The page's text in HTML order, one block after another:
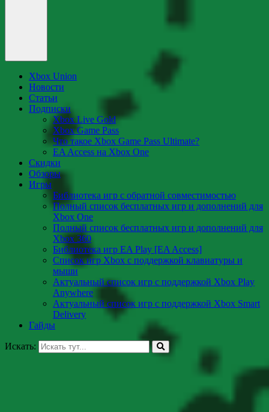
Xbox Union
Новости
Статьи
Подписки
Xbox Live Gold
Xbox Game Pass
Что такое Xbox Game Pass Ultimate?
EA Access на Xbox One
Скидки
Обзоры
Игры
Библиотека игр с обратной совместимостью
Полный список бесплатных игр и дополнений для
Xbox One
Полный список бесплатных игр и дополнений для
Xbox 360
Библиотека игр EA Play [EA Access]
Список игр Xbox c поддержкой клавиатуры и
мыши
Актуальный список игр с поддержкой Xbox Play
Anywhere
Актуальный список игр с поддержкой Xbox Smart
Delivery
Гайды
Искать: